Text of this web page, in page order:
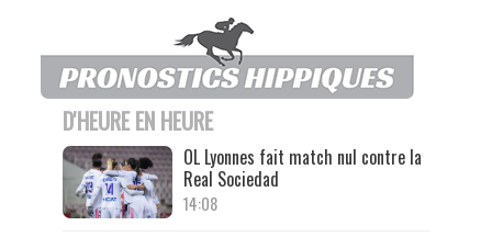
D'HEURE EN HEURE
OL Lyonnes fait match nul contre la
Real Sociedad
14:08